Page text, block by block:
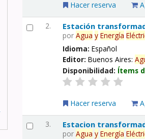
Hacer reserva
2. Estación
porAgua y Energía
Idioma:Español
Editor:Buenos Aires:
Disponibilidad: Ítems
Hacer reserva
3. Estacion
porAgua y Energía